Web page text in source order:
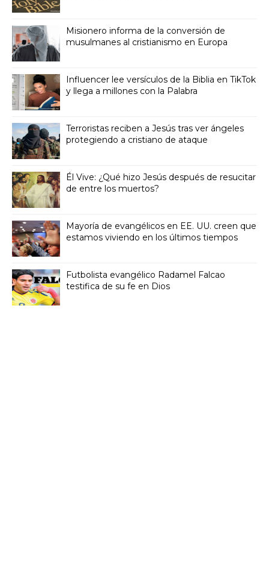
Misionero informa de la conversión de
musulmanes al cristianismo en Europa
Influencer lee versículos de la Biblia en TikTok
y llega a millones con la Palabra
Terroristas reciben a Jesús tras ver ángeles
protegiendo a cristiano de ataque
Él Vive: ¿Qué hizo Jesús después de resucitar
de entre los muertos?
Mayoría de evangélicos en EE. UU. creen que
estamos viviendo en los últimos tiempos
Futbolista evangélico Radamel Falcao
testifica de su fe en Dios